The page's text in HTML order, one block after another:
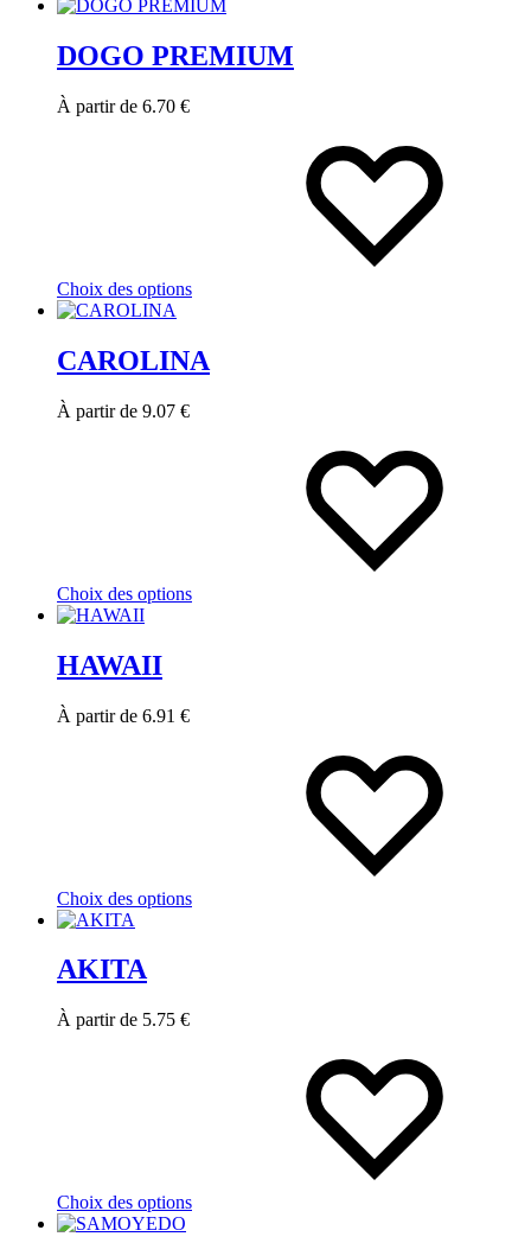
DOGO PREMIUM
À partir de 6.70 €
Choix des options
CAROLINA
À partir de 9.07 €
Choix des options
HAWAII
À partir de 6.91 €
Choix des options
AKITA
À partir de 5.75 €
Choix des options